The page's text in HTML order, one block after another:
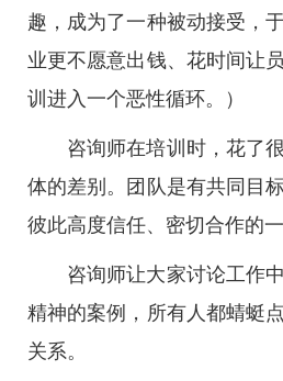
趣，成为了一种被动接受，
业更不愿意出钱、花时间让
训进入一个恶性循环。）
咨询师在培训时，花了
体的差别。团队是有共同目
彼此高度信任、密切合作的一
咨询师让大家讨论工作
精神的案例，所有人都蜻蜓
关系。